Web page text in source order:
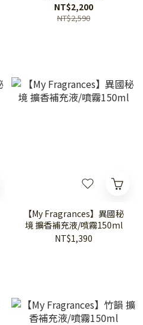
NT$2,200
NT$2,590
【My Fragrances】異國秘
境 擴香補充液/噴霧150ml
NT$1,390